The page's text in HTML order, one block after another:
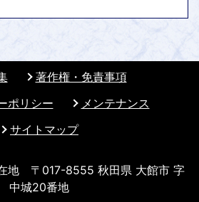
著作権・免責事項
ポリシー
メンテナンス
サイトマップ
地 〒017-8555 秋田県 大館市 字
中城20番地